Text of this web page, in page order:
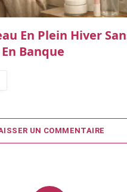
En Plein Hiver
Banque
UN COMMENTAIRE